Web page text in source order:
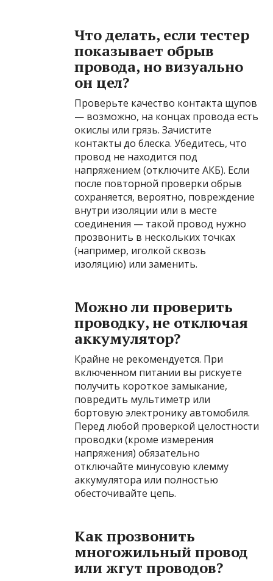
Что делать, если тестер
показывает обрыв
провода, но визуально
он цел?
Проверьте качество контакта щупов
— возможно, на концах провода есть
окислы или грязь. Зачистите
контакты до блеска. Убедитесь, что
провод не находится под
напряжением (отключите АКБ). Если
после повторной проверки обрыв
сохраняется, вероятно, повреждение
внутри изоляции или в месте
соединения — такой провод нужно
прозвонить в нескольких точках
(например, иголкой сквозь
изоляцию) или заменить.
Можно ли проверить
проводку, не отключая
аккумулятор?
Крайне не рекомендуется. При
включенном питании вы рискуете
получить короткое замыкание,
повредить мультиметр или
бортовую электронику автомобиля.
Перед любой проверкой целостности
проводки (кроме измерения
напряжения) обязательно
отключайте минусовую клемму
аккумулятора или полностью
обесточивайте цепь.
Как прозвонить
многожильный провод
или жгут проводов?